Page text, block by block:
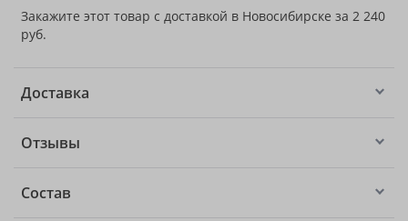
Закажите этот товар с доставкой в Новосибирске за 2 240
руб.
Доставка
Отзывы
Состав